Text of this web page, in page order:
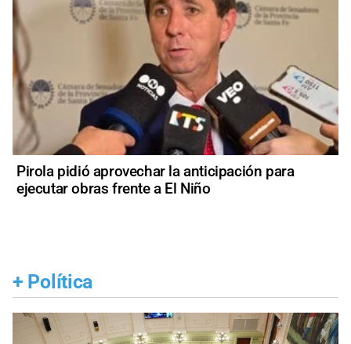
Pirola pidió aprovechar la anticipación para
ejecutar obras frente a El Niño
+ Política